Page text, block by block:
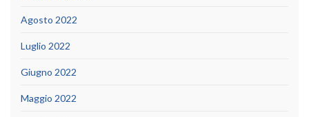
Agosto 2022
Luglio 2022
Giugno 2022
Maggio 2022